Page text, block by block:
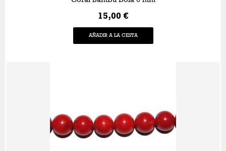
15,00 €
AÑADIR A LA CESTA